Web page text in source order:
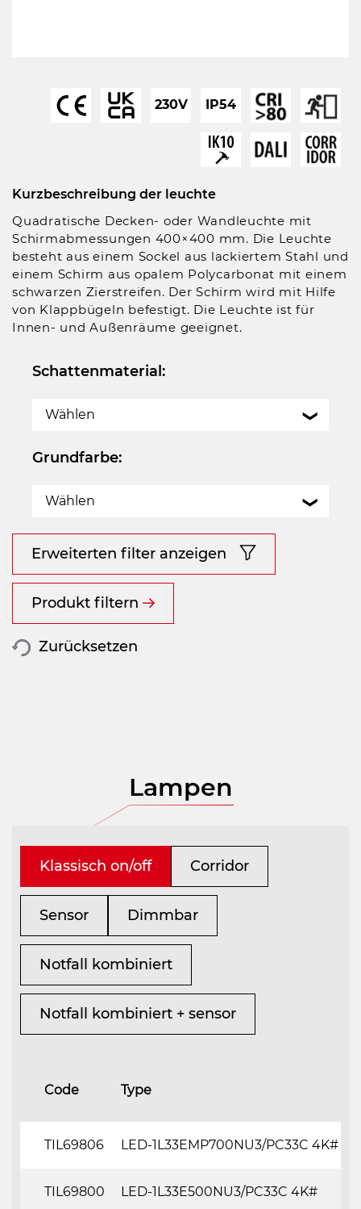
Kurzbeschreibung der leuchte
Quadratische Decken- oder Wandleuchte mit
Schirmabmessungen 400×400 mm. Die Leuchte
besteht aus einem Sockel aus lackiertem Stahl und
einem Schirm aus opalem Polycarbonat mit einem
schwarzen Zierstreifen. Der Schirm wird mit Hilfe
von Klappbügeln befestigt. Die Leuchte ist für
Innen- und Außenräume geeignet.
Schattenmaterial:
Wählen
Grundfarbe:
Wählen
Erweiterten filter anzeigen
Produkt filtern
Zurücksetzen
230V IP54
Lampen
Klassisch on/off Corridor
Sensor Dimmbar
Notfall kombiniert
Notfall kombiniert + sensor
Code Type
TIL69806 LED-1L33EMP700NU3/PC33C 4K#
TIL69800 LED-1L33E500NU3/PC33C 4K#